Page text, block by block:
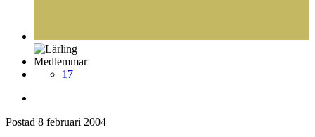
Medlemmar
17
Postad 8 februari 2004